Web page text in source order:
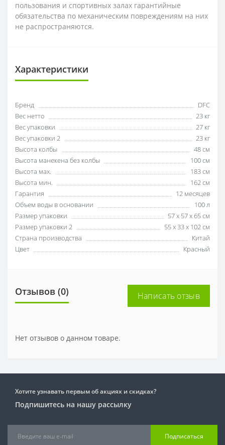
пользования и спортивных залах гарантийные
обязательства по механическим повреждениям на них
не распространяются.
Характеристики
Бренд
DFC
Вес нетто
23 кг
Вес упаковки
27 кг
Вес упаковки 2
23 кг
Высота колбы
48 см
Высота манекена без колбы
100 см
Высота мах.
183 см
Высота мин.
162 см
Гарантия
12 месяцев
Объем воды в основании
100 л
Размер упаковки
57 х 57 х 65 см
Размер упаковки 2
55 х 33 х 102 см
Страна производства
Китай
Цвет
Красный
Отзывов (0) Написать отзыв
Нет отзывов о данном товаре.
Хотите узнавать первым об акциях и скидках?
Подпишитесь на нашу рассылку
Подписаться